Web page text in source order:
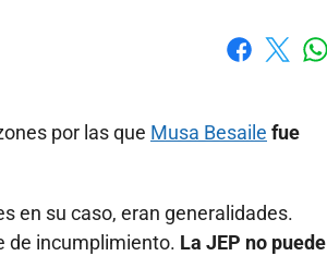
por las que Musa Besaile fue
en su caso, eran generalidades.
de incumplimiento. La JEP no puede